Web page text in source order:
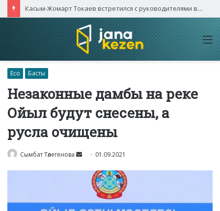
Касым-Жомарт Токаев встретился с руководителями высокотехнологичных компаний Китая
Eco Басты
Незаконные дамбы на реке
Ойыл будут снесены, а
русла очищены
Сымбат Төлегенова
Send
email
01.09.2021